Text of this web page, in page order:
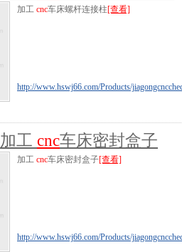
加工 cnc车床螺杆连接柱[查看]
http://www.hswj66.com/Products/
加工 cnc车床密封盒子
加工 cnc车床密封盒子[查看]
http://www.hswj66.com/Products/